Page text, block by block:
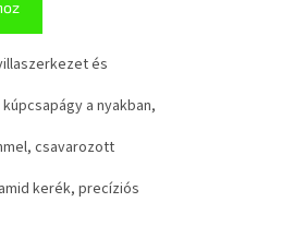
és
a nyakban,
csavarozott
kerék, precíziós